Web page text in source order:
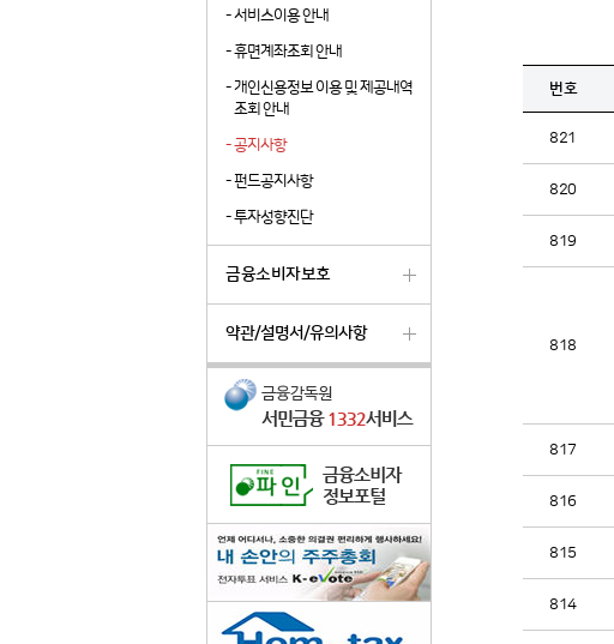
-서비스이용 안내
-휴면계좌조회 안내
-개인신용정보 이용 및 제공내역
조회 안내
-공지사항
-펀드공지사항
-투자성향진단
금융소비자보호
약관/설명서/유의사항
번호
821
820
819
818
817
816
815
814